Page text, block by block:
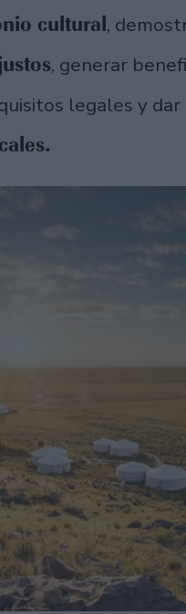
cultural,
, generar
legales y